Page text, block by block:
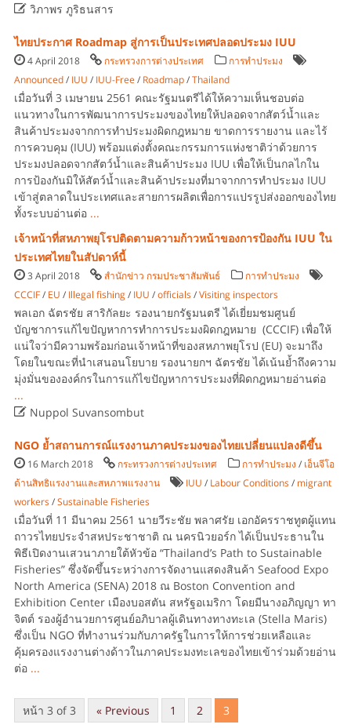
วิภาพร ภูริธนสาร
ไทยประกาศ Roadmap สู่การเป็นประเทศปลอดประมง IUU
4 April 2018 กระทรวงการต่างประเทศ
การทำประมง
Announced/ IUU / IUU-Free / Roadmap/Thailand
เมื่อวันที่ 3 เมษายน 2561 คณะรัฐมนตรีได้ให้ความเห็นชอบต่อ
แนวทางในการพัฒนาการประมงของไทยให้ปลอดจากสัตว์น้ำและ
สินค้าประมงจากการทำประมงผิดกฎหมาย ขาดการรายงาน และไร้
การควบคุม (IUU) พร้อมแต่งตั้งคณะกรรมการแห่งชาติว่าด้วยการ
ประมงปลอดจากสัตว์น้ำและสินค้าประมง IUU เพื่อให้เป็นกลไกใน
การป้องกันมิให้สัตว์น้ำและสินค้าประมงที่มาจากการทำประมง IUU
เข้าสู่ตลาดในประเทศและสายการผลิตเพื่อการแปรรูปส่งออกของไทย
ทั้งระบบอ่านต่อ ...
เจ้าหน้าที่สหภาพยุโรปติดตามความก้าวหน้าของการป้องกัน IUU ใน
ประเทศไทยในสัปดาห์นี้
3 April 2018 สำนักข่าว กรมประชาสัมพันธ์
การทำประมง
CCCIF/ EU / Illegal fishing/ IUU /officials/Visiting inspectors
พลเอก ฉัตรชัย สาริกัลยะ รองนายกรัฐมนตรี ได้เยี่ยมชมศูนย์
บัญชาการแก้ไขปัญหาการทำการประมงผิดกฎหมาย (CCCIF) เพื่อให้
แน่ใจว่ามีความพร้อมก่อนเจ้าหน้าที่ของสหภาพยุโรป (EU) จะมาถึง
โดยในขณะที่นำเสนอนโยบาย รองนายกฯ ฉัตรชัย ได้เน้นย้ำถึงความ
มุ่งมั่นขององค์กรในการแก้ไขปัญหาการประมงที่ผิดกฎหมายอ่านต่อ
...
Nuppol Suvansombut
NGO ย้ำสถานการณ์แรงงานภาคประมงของไทยเปลี่ยนแปลงดีขึ้น
16 March 2018 กระทรวงการต่างประเทศ การทำประมง / เอ็นจีโอ
ด้านสิทธิแรงงานและสหภาพแรงงาน
IUU / Labour Conditions/ migrant
workers/Sustainable Fisheries
เมื่อวันที่ 11 มีนาคม 2561 นายวีระชัย พลาศรัย เอกอัครราชทูตผู้แทน
ถาวรไทยประจำสหประชาชาติ ณ นครนิวยอร์ก ได้เป็นประธานใน
พิธีเปิดงานเสวนาภายใต้หัวข้อ “Thailand’s Path to Sustainable
Fisheries” ซึ่งจัดขึ้นระหว่างการจัดงานแสดงสินค้า Seafood Expo
North America (SENA) 2018 ณ Boston Convention and
Exhibition Center เมืองบอสตัน สหรัฐอเมริกา โดยมีนางอภิญญา ทา
จิตต์ รองผู้อำนวยการศูนย์อภิบาลผู้เดินทางทางทะเล (Stella Maris)
ซึ่งเป็น NGO ที่ทำงานร่วมกับภาครัฐในการให้การช่วยเหลือและ
คุ้มครองแรงงานต่างด้าวในภาคประมงทะเลของไทยเข้าร่วมด้วยอ่าน
ต่อ ...
หน้า 3 of 3 « Previous 1 2 3